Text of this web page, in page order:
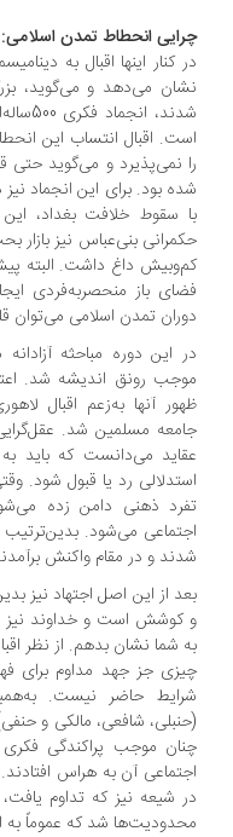
انحطاط تمدن اسلامی:
کنار اینها اقبال به دینامیسمی
می‌دهد و می‌گوید،
شدند، انجماد
اقبال انتساب این انحطاط به
نمی‌پذیرد و می‌گوید حتی قبل از
بود. برای این انجماد نیز
سقوط خلافت بغداد، این امر
بنی‌عباس نیز بازار
داغ داشت. البته
باز منحصربه‌فردی ایجاد
تمدن اسلامی می‌توان قلمداد
این دوره مباحثه آزادانه
رونق اندیشه شد.
آنها به‌زعم اقبال لاهوری
مسلمین شد. عقل‌گرایی به
می‌دانست که باید به
رد یا قبول شود. وقتی
ذهنی دامن زده می‌شود و
می‌شود. بدین‌ترتیب
و در مقام واکنش برآمدند.
از این اصل اجتهاد نیز بدین
است و خداوند نیز می‌گوید
شما نشان بدهم. از نظر اقبال،
جز جهد مداوم برای فهم متن
حاضر نیست.
شافعی، مالکی و حنفی) نیز
موجب پراکندگی فکری و
آن به هراس افتادند.
شیعه نیز که تداوم یافت،
شد که عموماً به اجماع